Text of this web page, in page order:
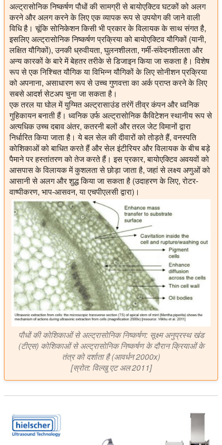
अल्ट्रासोनिक निष्कर्षण पौधों की सामग्री से बायोएक्टिव घटकों को अलग
करने और अलग करने के लिए एक व्यापक रूप से उपयोग की जाने वाली
विधि है। चूंकि सोनिकेशन किसी भी प्रकार के विलायक के साथ संगत है,
इसलिए अल्ट्रासोनिक निष्कर्षण प्रक्रिया को बायोएक्टिव यौगिकों (यानी,
लक्षित यौगिकों), उनकी ध्रुवीयता, घुलनशीलता, गर्मी-संवेदनशीलता और
अन्य कारकों के बारे में बेहतर तरीके से डिजाइन किया जा सकता है। विशेष
रूप से एक निश्चित यौगिक या विभिन्न यौगिकों के लिए सोनीशन प्रक्रिया
को अपनाना, असाधारण रूप से उच्च गुणवत्ता का अर्क प्राप्त करने के लिए
सबसे आदर्श सेटअप चुना जा सकता है।
एक तरल या घोल में युग्मित अल्ट्रासाउंड तरंगें तीव्र कंपन और ध्वनिक
गुहिकायन बनाती हैं। ध्वनिक उर्फ अल्ट्रासोनिक कैविटेशन स्थानीय रूप से
अत्यधिक उच्च दबाव अंतर, कतरनी बलों और तरल जेट विमानों द्वारा
निर्धारित किया जाता है। ये बल सेल की दीवारों को तोड़ते हैं, वनस्पति
कोशिकाओं को बाधित करते हैं और सेल इंटीरियर और विलायक के बीच बड़े
पैमाने पर हस्तांतरण को तेज करते हैं। इस प्रकार, बायोएक्टिव अवयवों को
आसपास के विलायक में कुशलता से छोड़ा जाता है, जहां से लक्ष्य अणुओं को
आसानी से अलग और शुद्ध किया जा सकता है (उदाहरण के लिए, रोटर-
वाष्पीकरण, भाप-आसवन, या एचपीएलसी द्वारा)।
पौधों की कोशिकाओं से अल्ट्रासोनिक निष्कर्षण: सूक्ष्म अनुप्रस्थ खंड
(टीएस) कोशिकाओं से अल्ट्रासोनिक निष्कर्षण के दौरान क्रियाओं के
तंत्र को दर्शाता है (आवर्धन 2000x)
[स्रोत: विल्खु एट अल 2011]